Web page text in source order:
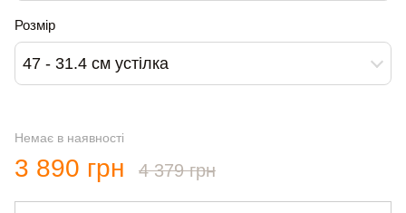
Розмір
47 - 31.4 см устілка
Немає в наявності
3 890 грн 4 379 грн